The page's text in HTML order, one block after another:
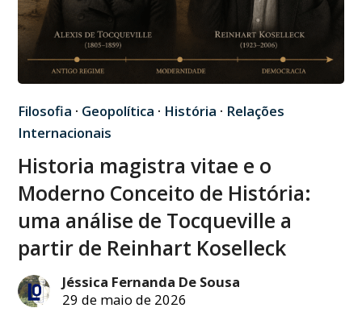
Filosofia · Geopolítica · História · Relações
Internacionais
Historia magistra vitae e o
Moderno Conceito de História:
uma análise de Tocqueville a
partir de Reinhart Koselleck
Jéssica Fernanda De Sousa
29 de maio de 2026